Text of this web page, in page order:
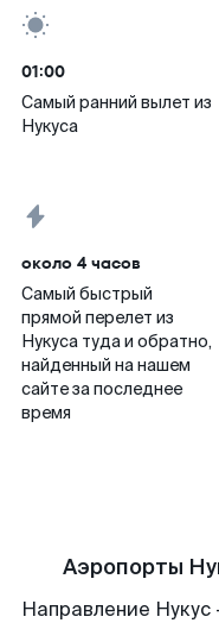
01:00
Самый ранний вылет из
Нукуса
около 4 часов
Самый быстрый
прямой перелет из
Нукуса туда и обратно,
найденный на нашем
сайте за последнее
время
Аэропорты
Направление